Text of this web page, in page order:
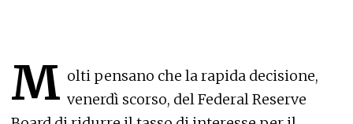
M olti pensano che la rapida decisione,
venerdì scorso, del Federal Reserve